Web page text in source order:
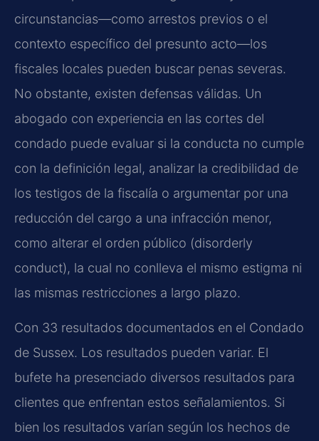
circunstancias—como arrestos previos o el
contexto específico del presunto acto—los
fiscales locales pueden buscar penas severas.
No obstante, existen defensas válidas. Un
abogado con experiencia en las cortes del
condado puede evaluar si la conducta no cumple
con la definición legal, analizar la credibilidad de
los testigos de la fiscalía o argumentar por una
reducción del cargo a una infracción menor,
como alterar el orden público (disorderly
conduct), la cual no conlleva el mismo estigma ni
las mismas restricciones a largo plazo.
Con 33 resultados documentados en el Condado
de Sussex. Los resultados pueden variar. El
bufete ha presenciado diversos resultados para
clientes que enfrentan estos señalamientos. Si
bien los resultados varían según los hechos de